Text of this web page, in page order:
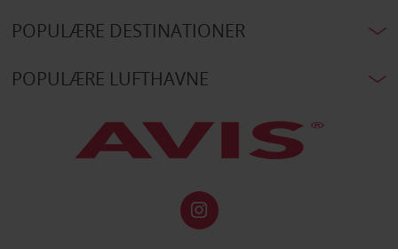
POPULÆRE DESTINATIONER
POPULÆRE LUFTHAVNE